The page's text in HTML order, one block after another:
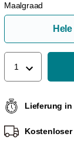
Maalgraad
1
Lieferung in
Kostenloser